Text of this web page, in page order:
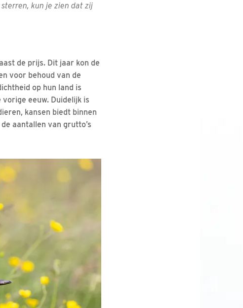
kun je zien dat zij
de prijs. Dit jaar kon de
voor behoud van de
op hun land is
eeuw. Duidelijk is
kansen biedt binnen
aantallen van grutto’s